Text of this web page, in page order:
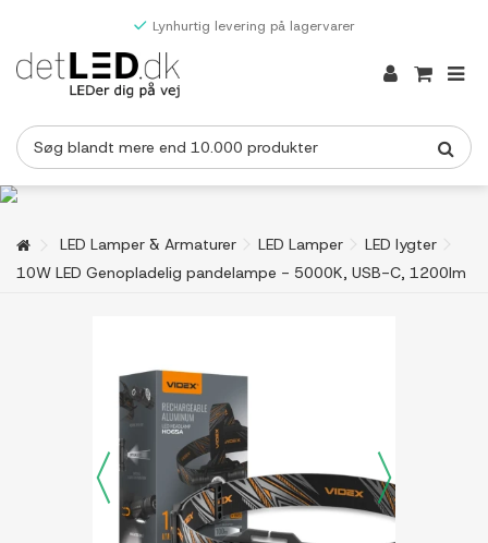
Lynhurtig levering på lagervarer
LED Lamper & Armaturer LED Lamper
LED lygter
10W LED Genopladelig pandelampe - 5000K, USB-C, 1200lm